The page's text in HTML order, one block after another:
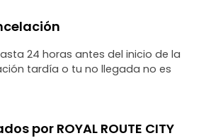
24 horas antes del inicio de la
tardía o tu no llegada no es
por ROYAL ROUTE CITY